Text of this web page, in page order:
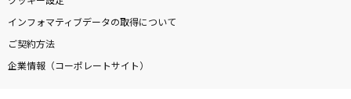
インフォマティブデータの取得について
ご契約方法
企業情報（コーポレートサイト）